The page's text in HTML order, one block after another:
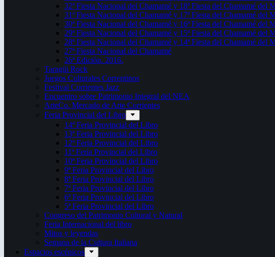
32ª Fiesta Nacional del Chamamé y 18ª Fiesta del Chamamé del
31ª Fiesta Nacional del Chamamé y 17ª Fiesta del Chamamé del
30ª Fiesta Nacional del Chamamé y 16ª Fiesta del Chamamé del
29ª Fiesta Nacional del Chamamé y 15ª Fiesta del Chamamé del
28ª Fiesta Nacional del Chamamé y 14ª Fiesta del Chamamé del
27ª Fiesta Nacional del Chamamé
26ª Edición. 2016.
Taragüi Rock
Juegos Culturales Correntinos
Festival Corrientes Jazz
Encuentro sobre Patrimonio Integral del NEA
ArteCo. Mercado de Arte Corrientes
Feria Provincial del Libro
14ª Feria Provincial del Libro
13ª Feria Provincial del Libro
12ª Feria Provincial del Libro
11ª Feria Provincial del Libro
10ª Feria Provincial del Libro
9ª Feria Provincial del Libro
8ª Feria Provincial del Libro
7ª Feria Provincial del Libro
6ª Feria Provincial del Libro
5ª Feria Provincial del Libro
Congreso del Patrimonio Cultural y Natural
Feria Internacional del libro
Mitos y leyendas
Semana de la Cultura Italiana
Espacios escénicos